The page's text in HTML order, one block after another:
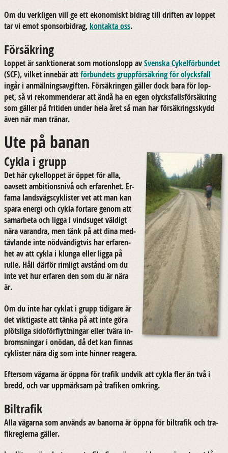
Om du verk­li­gen vill ge ett eko­no­miskt bi­drag till drif­ten av lop­pet
tar vi emot spon­sor­bi­drag,kon­tak­ta oss.
Försäkring
Lop­pet är sank­tio­ne­rat som mo­tions­lopp avSvens­ka Cy­kel­för­bun­det
(SCF), vil­ket in­ne­bär attför­bun­dets grupp­för­säk­ring för olycks­fall
ingår i an­mäl­nings­av­gif­ten. För­säk­ring­en gäl­ler dock bara för lop­
pet, så vi re­kom­men­de­rar att ändå ha en egen olycks­falls­för­säk­ring
som gäl­ler på fri­ti­den under hela året så man har för­säk­rings­skydd
även när man trä­nar.
Ute på banan
Cykla i grupp
Det här cy­kel­lop­pet är öppet för alla,
oav­sett am­bi­tions­nivå och er­fa­ren­het. Er­
far­na lands­vägs­cy­klis­ter vet att man kan
spara ener­gi och cykla for­ta­re genom att
sam­ar­be­ta och ligga i vind­su­get väl­digt
nära varand­ra, men tänk på att dina med­
täv­lan­de inte nöd­vän­digt­vis har er­fa­ren­
het av att cykla i klunga eller ligga på
rulle. Håll där­för rim­ligt av­stånd om du
inte vet hur er­fa­ren den som du är nära
är.
Om du inte har cyk­lat i grupp ti­di­ga­re är
det vik­ti­gas­te att tänka på att inte göra
plöts­li­ga sido­för­flytt­ning­ar eller tvära in­
broms­ning­ar i onö­dan, då det kan fin­nas
cy­klis­ter nära dig som inte hin­ner re­a­ge­ra.
Ef­tersom vägar­na är öppna för tra­fik und­vik att cykla fler än två i
bredd, och var upp­märk­sam på tra­fi­ken om­kring.
Biltrafik
Alla vägar­na som an­vänds av ba­nor­na är öppna för bil­tra­fik och tra­
fik­reg­ler­na gäl­ler.